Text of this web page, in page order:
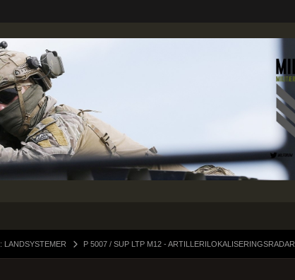
LANDSYSTEMER P 5007 / SUP LTP M12 - ARTILLERILOKALISERINGSRADAR